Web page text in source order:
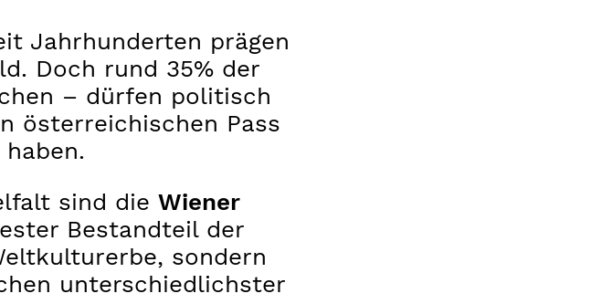
Jahrhunderten prägen
Doch rund 35% der
– dürfen politisch
österreichischen Pass
sind die Wiener
Bestandteil der
sondern
unterschied­lichster